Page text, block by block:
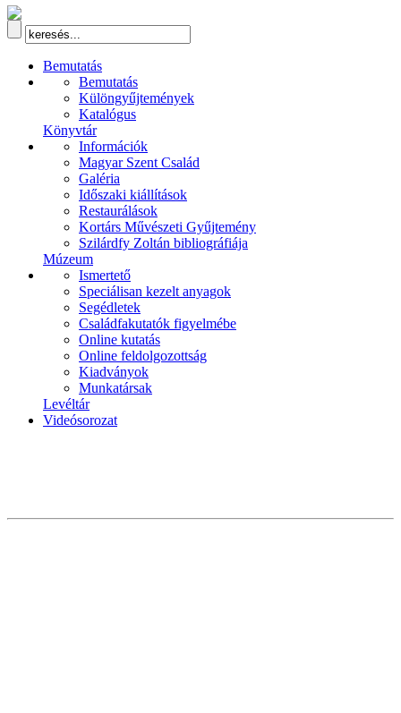
Bemutatás
Bemutatás
Különgyűjtemények
Katalógus
Könyvtár
Információk
Magyar Szent Család
Galéria
Időszaki kiállítások
Restaurálások
Kortárs Művészeti Gyűjtemény
Szilárdfy Zoltán bibliográfiája
Múzeum
Ismertető
Speciálisan kezelt anyagok
Segédletek
Családfakutatók figyelmébe
Online kutatás
Online feldolgozottság
Kiadványok
Munkatársak
Levéltár
Videósorozat